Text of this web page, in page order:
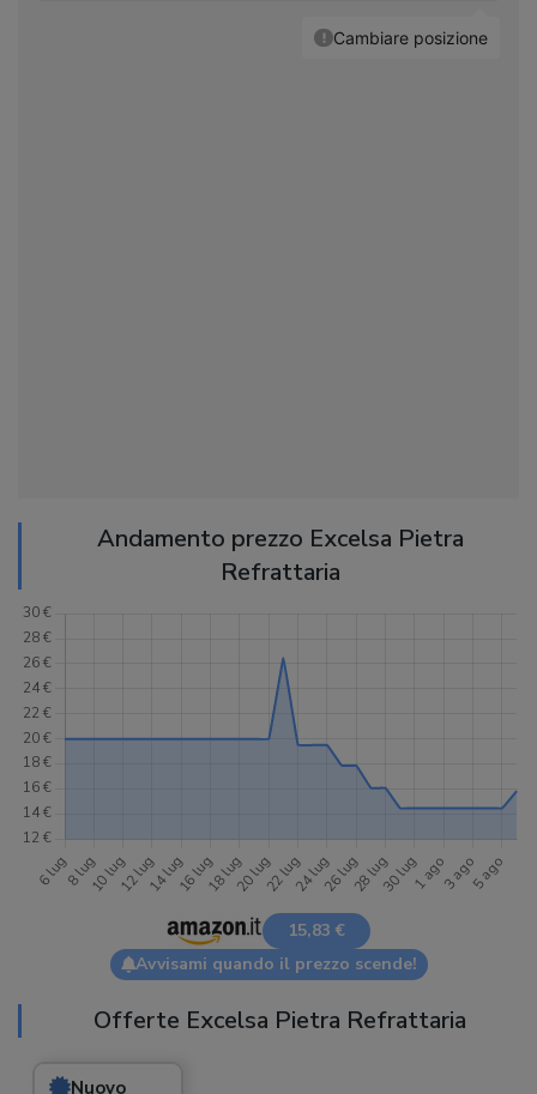
Andamento prezzo Excelsa Pietra
Refrattaria
15,83 €
Avvisami quando il prezzo scende!
Offerte Excelsa Pietra Refrattaria
Nuovo